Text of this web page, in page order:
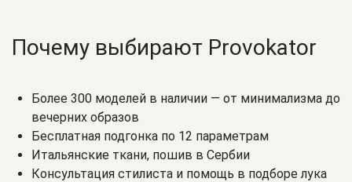
Почему выбирают Provokator
Более 300 моделей в наличии — от минимализма до
вечерних образов
Бесплатная подгонка по 12 параметрам
Итальянские ткани, пошив в Сербии
Консультация стилиста и помощь в подборе лука